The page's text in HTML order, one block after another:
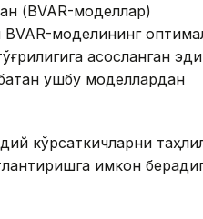
(BVAR-моделлар)
моделининг
асосланган
ушбу моделлардан
кўрсаткичларни
имкон